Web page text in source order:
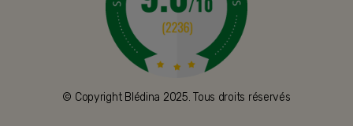
© Copyright Blédina 2025. Tous droits réservés